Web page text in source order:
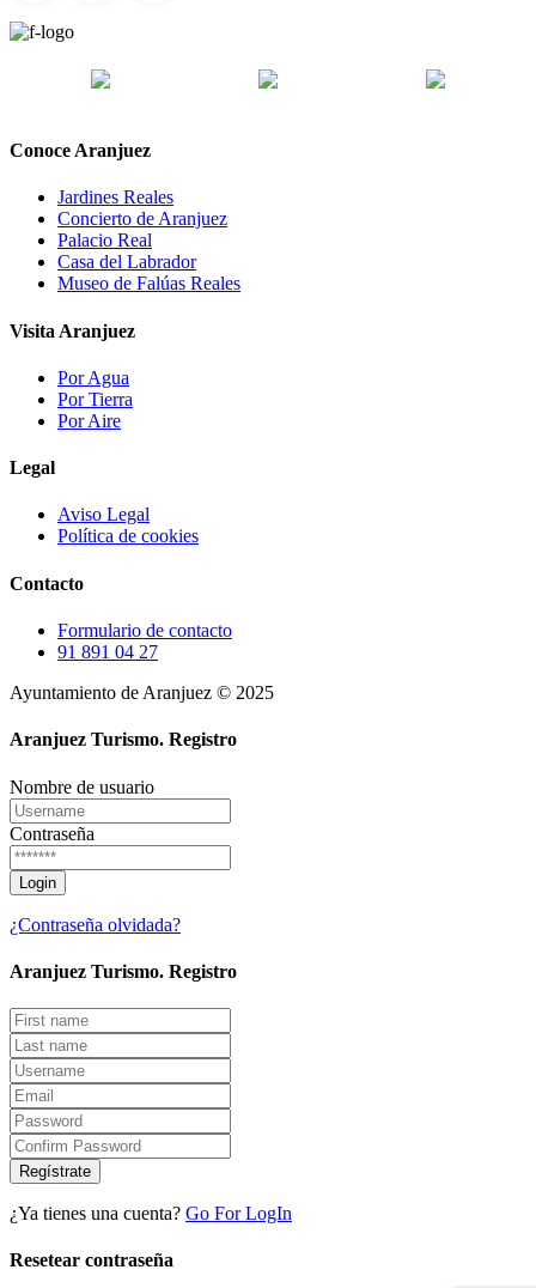
Conoce Aranjuez
Jardines Reales
Concierto de Aranjuez
Palacio Real
Casa del Labrador
Museo de Falúas Reales
Visita Aranjuez
Por Agua
Por Tierra
Por Aire
Legal
Aviso Legal
Política de cookies
Contacto
Formulario de contacto
91 891 04 27
Ayuntamiento de Aranjuez © 2025
Aranjuez Turismo. Registro
Nombre de usuario
Contraseña
¿Contraseña olvidada?
Aranjuez Turismo. Registro
Regístrate
¿Ya tienes una cuenta? Go For LogIn
Resetear contraseña